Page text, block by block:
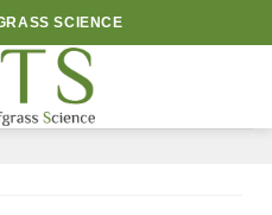
SCIENCE